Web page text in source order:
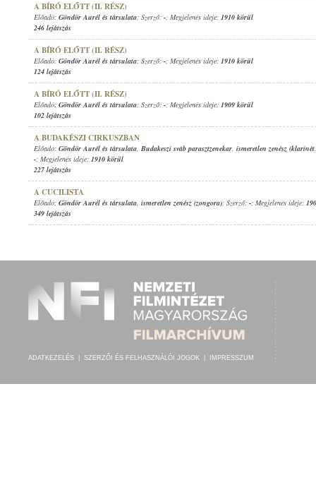
A BÍRÓ ELŐTT (II. RÉSZ)
Előadó: Göndör Aurél és társulata; Szerző: -; Megjelenés ideje: 1910 körül
246 lejátszás
A BÍRÓ ELŐTT (II. RÉSZ)
Előadó: Göndör Aurél és társulata; Szerző: -; Megjelenés ideje: 1910 körül
124 lejátszás
A BÍRÓ ELŐTT (II. RÉSZ)
Előadó: Göndör Aurél és társulata; Szerző: -; Megjelenés ideje: 1909 körül
102 lejátszás
A BUDAKÉSZI CIRKUSZBAN
Előadó: Göndör Aurél és társulata, Budakeszi sváb parasztzenekar, ismeretlen zenész (klarinét
-; Megjelenés ideje: 1910 körül
227 lejátszás
A CUCILISTA
Előadó: Göndör Aurél és társulata, ismeretlen zenész (zongora); Szerző: -; Megjelenés ideje:
349 lejátszás
ADATKEZELÉS SZERZŐI ÉS FELHASZNÁLÓI JOGOK IMPRESSZUM